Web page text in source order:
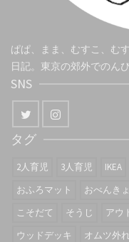
ぱぱ、まま、むすこ、む
日記。東京の郊外でのん
SNS
タグ
2人育児 3人育児 IKEA
おふろマット
おべんき
こそだて
そうじ アウ
ウッドデッキ
オムツ外れ